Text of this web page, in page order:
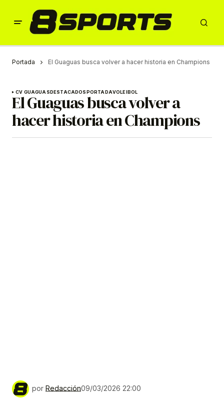
Portada El Guaguas busca volver a hacer historia en Champions
CV GUAGUASDESTACADOSPORTADAVOLEIBOL
El Guaguas busca volver a
hacer historia en Champions
por Redacción09/03/2026 22:00